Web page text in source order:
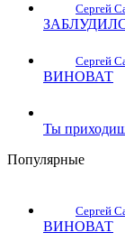
Сергей
Сергей
ВИНОВАТ
Ты
Популярные
Сергей
ВИНОВАТ